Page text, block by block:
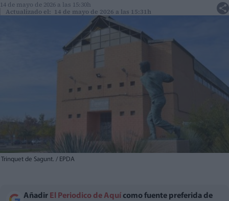
14 de mayo de 2026 a las 15:30h
Actualizado el: 14 de mayo de 2026 a las 15:31h
Trinquet de Sagunt. / EPDA
Añadir El Periodico de Aquí como fuente preferida de